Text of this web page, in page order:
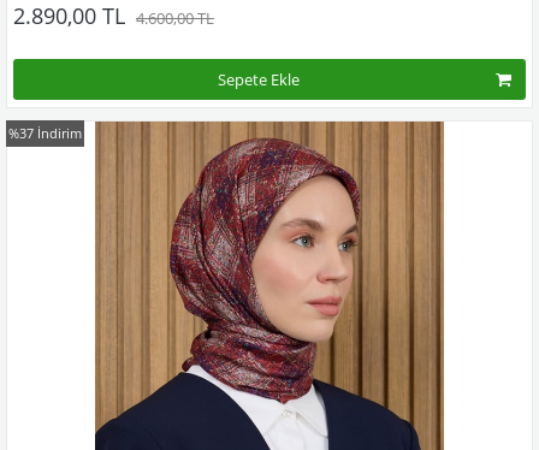
Kampanyadaki tüm modelleri görmek için buraya tıkla
2.890,00 TL 4.600,00 TL
Sepete Ekle
%37 İndirim